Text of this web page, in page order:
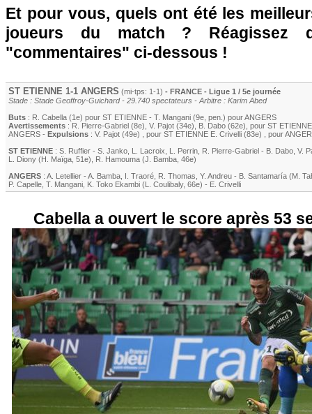
Et pour vous, quels ont été les
joueurs du match ? Réagissez
"commentaires" ci-dessous !
ST ETIENNE 1-1 ANGERS (mi-tps: 1-1) - FRANCE - Ligue 1 / 5e journée
Stade : Stade Geoffroy-Guichard - 29.740 spectateurs - Arbitre : Karim Abed
Buts : R. Cabella (1e) pour ST ETIENNE - T. Mangani (9e, pen.) pourANGERS
Avertissements : R. Pierre-Gabriel (8e) V. Pajot (34e) B. Dabo (62e) , pour ST ETIENNE
ANGERS - Expulsions : V. Pajot (49e) , pour ST ETIENNE E. Crivelli (83e) , pour
ST ETIENNE : S. Ruffier - S. Janko L. Lacroix L. Perrin R. Pierre-Gabriel - B. Dabo V.
L. Diony (H. Maïga , 51e) R. Hamouma (J. Bamba , 46e)
ANGERS : A. Letellier - A. Bamba I. Traoré R. Thomas Y. Andreu - B. Santamaría (M.
P. Capelle T. Mangani K. Toko Ekambi (L. Coulibaly, 66e) - E. Crivelli
Cabella a ouvert le score après 53